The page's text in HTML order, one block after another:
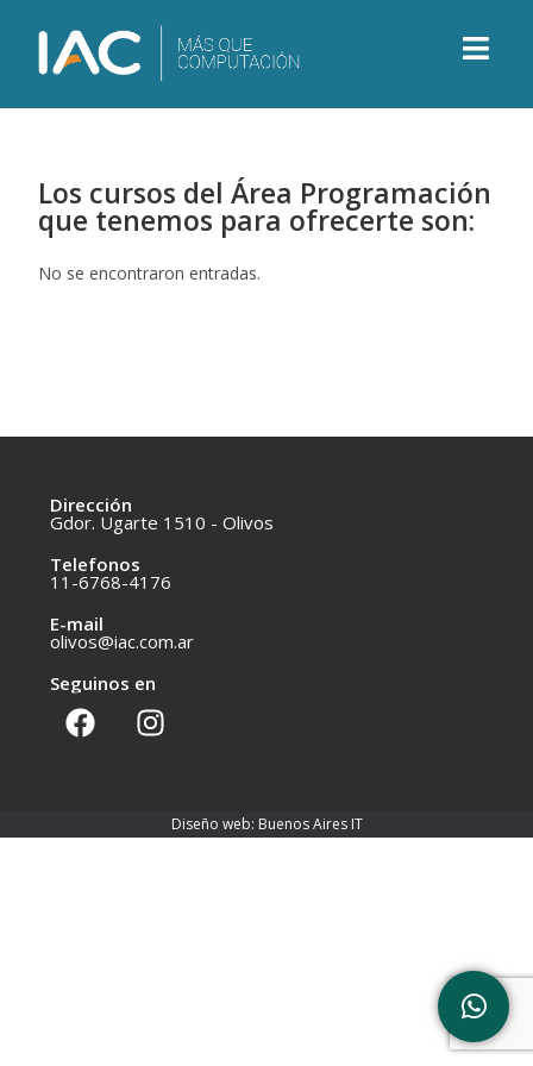
Los cursos del Área Programación
que tenemos para ofrecerte son:
No se encontraron entradas.
Dirección
Gdor. Ugarte 1510 - Olivos
Telefonos
11-6768-4176
E-mail
olivos@iac.com.ar
Seguinos en
Diseño web: Buenos Aires IT